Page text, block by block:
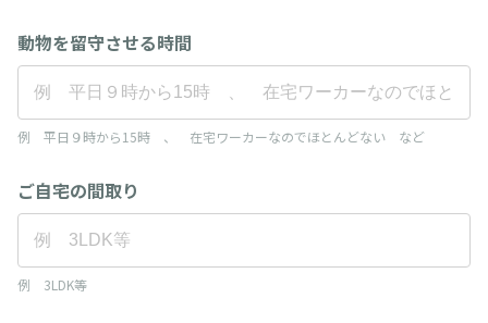
動物を留守させる時間
例 平日９時から15時 、 在宅ワーカーなのでほとんどない など
ご自宅の間取り
例 3LDK等